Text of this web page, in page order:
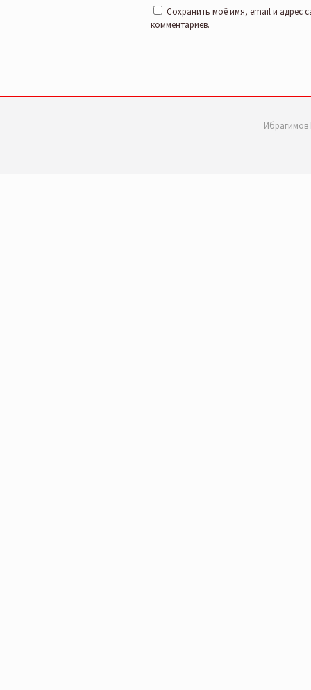
Сохранить моё имя, email и адрес
комментариев.
Ибрагимов